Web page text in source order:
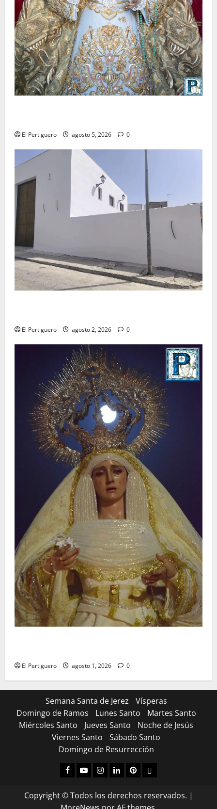
El Pertiguero agosto 5, 2026 0
El Pertiguero agosto 2, 2026 0
El Pertiguero agosto 1, 2026 0
Semana Santa de Jerez
Vísperas
Domingo de Ramos
Lunes Santo
Martes Santo
Miércoles Santo
Jueves Santo
Noche de Jesús
Viernes Santo
Sábado Santo
Domingo de Resurrección
Facebook
YoutubeInstagram
LinkedPinterestDribbble
Copyright © Todos los derechos reservados. |